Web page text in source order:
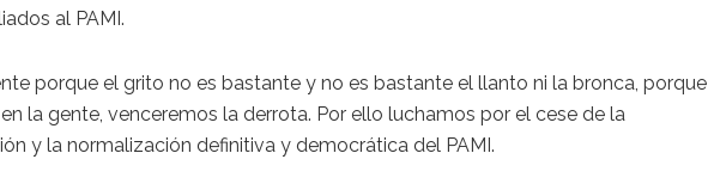
al PAMI.
porque el grito no es bastante y no es bastante el llanto ni la bronca, porque
la gente, venceremos la derrota. Por ello luchamos por el cese de la
y la normalización definitiva y democrática del PAMI.